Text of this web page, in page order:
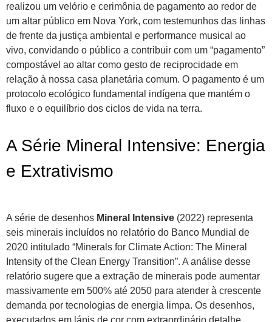
realizou um velório e cerimônia de pagamento ao redor de
um altar público em Nova York, com testemunhos das linhas
de frente da justiça ambiental e performance musical ao
vivo, convidando o público a contribuir com um “pagamento”
compostável ao altar como gesto de reciprocidade em
relação à nossa casa planetária comum. O pagamento é um
protocolo ecológico fundamental indígena que mantém o
fluxo e o equilíbrio dos ciclos de vida na terra.
A Série Mineral Intensive: Energia
e Extrativismo
A série de desenhos Mineral Intensive (2022) representa
seis minerais incluídos no relatório do Banco Mundial de
2020 intitulado “Minerals for Climate Action: The Mineral
Intensity of the Clean Energy Transition”. A análise desse
relatório sugere que a extração de minerais pode aumentar
massivamente em 500% até 2050 para atender à crescente
demanda por tecnologias de energia limpa. Os desenhos,
executados em lápis de cor com extraordinário detalhe,